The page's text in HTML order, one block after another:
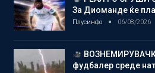
За Диоманде ќе
Плусинфо 06/08/2026
фудбалер среде